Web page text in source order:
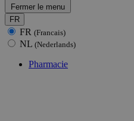
Fermer le menu
FR
FR (Francais)
NL (Nederlands)
Pharmacie